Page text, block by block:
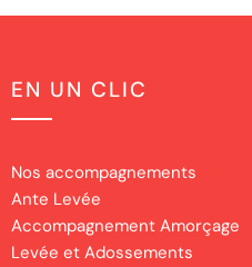
EN UN CLIC
Nos accompagnements
Ante Levée
Accompagnement Amorçage
Levée et Adossements